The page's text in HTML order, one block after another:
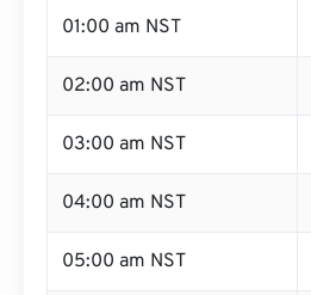
01:00 am NST
02:00 am NST
03:00 am NST
04:00 am NST
05:00 am NST